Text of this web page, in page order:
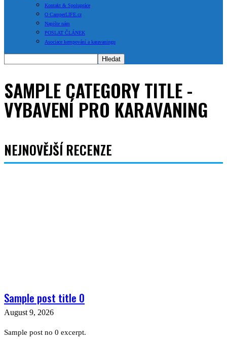
Kontakt & Spolupráce
O CamperLIFE.cz
Napište nám
POSLAT ČLÁNEK
Asociace kempování a karavaningu
SAMPLE CATEGORY TITLE-
VYBAVENÍ PRO KARAVANING
NEJNOVĚJŠÍ RECENZE
Sample post title 0
August 9, 2026
Sample post no 0 excerpt.